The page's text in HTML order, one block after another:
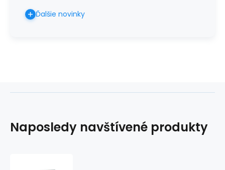
Ďalšie novinky
Naposledy navštívené produkty